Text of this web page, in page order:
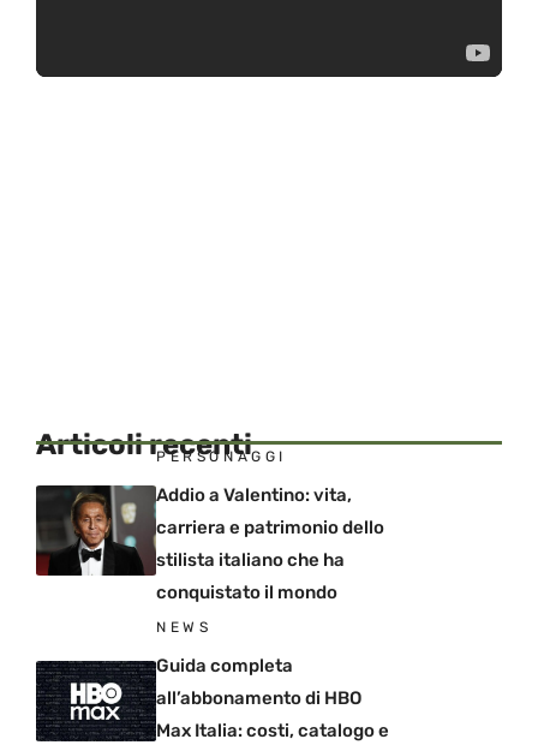
Articoli recenti
PERSONAGGI
Addio a Valentino: vita,
carriera e patrimonio dello
stilista italiano che ha
conquistato il mondo
NEWS
Guida completa
all’abbonamento di HBO
Max Italia: costi, catalogo e